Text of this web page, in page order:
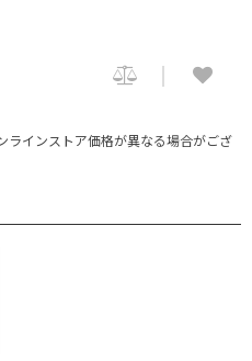
インストア価格が異なる場合がござ